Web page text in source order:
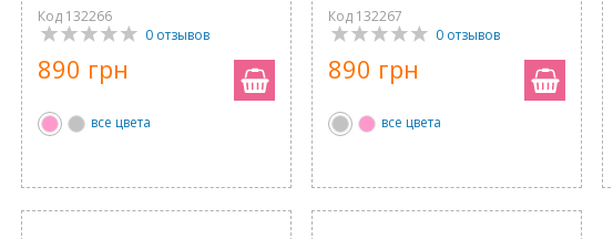
Код 132266
0 отзывов
890 грн
все цвета
Код 132267
0 отзывов
890 грн
все цвета